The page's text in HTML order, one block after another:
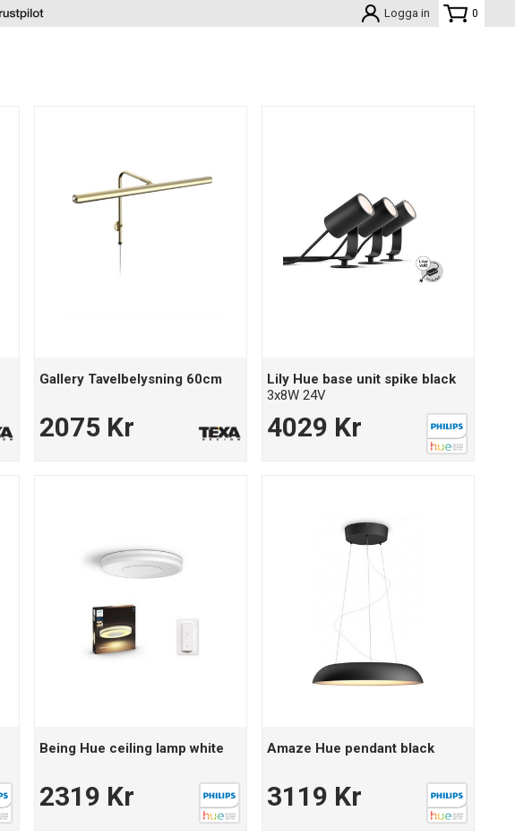
Logga in 0
Gallery Tavelbelysning 60cm
2075 Kr
Lily Hue base unit spike black
3x8W 24V
4029 Kr
Being Hue ceiling lamp white
2319 Kr
Amaze Hue pendant black
3119 Kr